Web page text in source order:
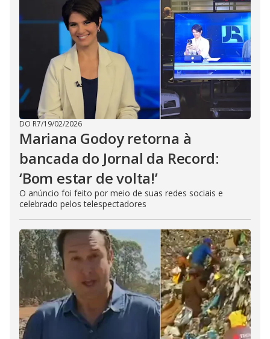
DO R7/19/02/2026
Mariana Godoy retorna à
bancada do Jornal da Record:
‘Bom estar de volta!’
O anúncio foi feito por meio de suas redes sociais e
celebrado pelos telespectadores